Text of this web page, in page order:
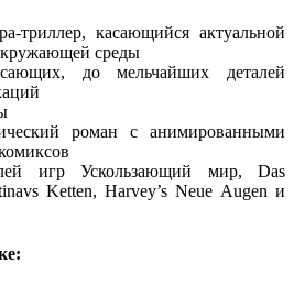
триллер, касающийся актуальной
среды
до мельчайших деталей
роман с анимированными
игр Ускользающий мир, Das
Ketten, Harvey’s Neue Augen и